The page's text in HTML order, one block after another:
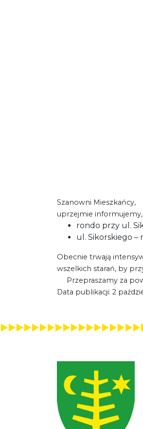
Szanowni Mieszkańcy,
uprzejmie informujemy,
rondo przy ul.
ul. Sikorskiego –
Obecnie trwają
wszelkich starań, by
Przepraszamy za
Data publikacji: 2